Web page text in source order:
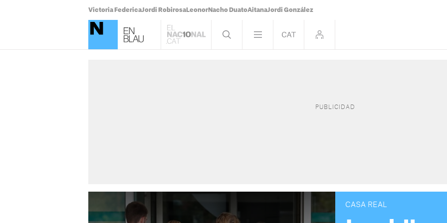
Victoria FedericaJordi Robirosa Leonor Nacho DuatoAitanaJordi González
CASA REAL